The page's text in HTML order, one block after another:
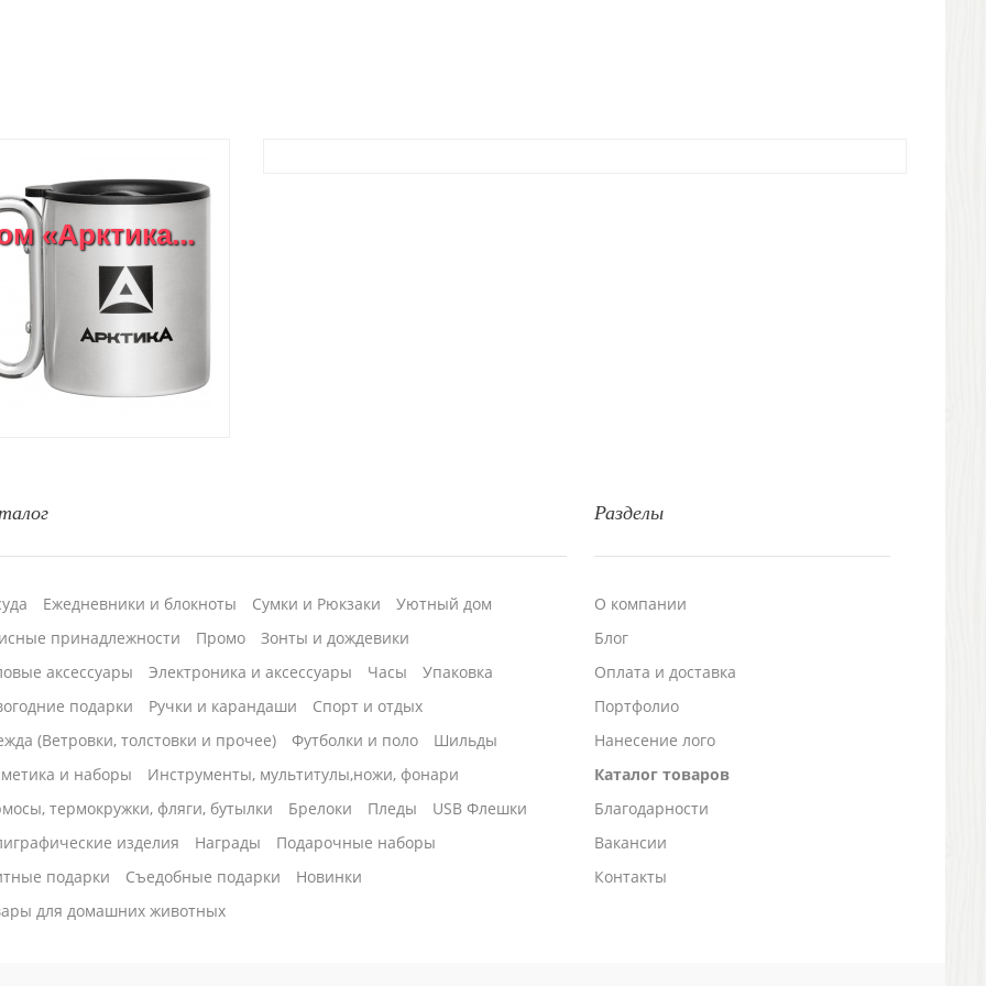
«Арктика...
Разделы
О компании
Блог
Оплата и доставка
Портфолио
Нанесение лого
Каталог товаров
Благодарности
Вакансии
Контакты
Ежедневники и блокноты Сумки и Рюкзаки
Уютный дом
принадлежности
Промо
Зонты и дождевики
аксессуары
Электроника и аксессуары Часы
Упаковка
подарки
Ручки и карандаши
Спорт и отдых
(Ветровки, толстовки и прочее)
Футболки и поло
Шильды
и наборы
Инструменты, мультитулы,ножи, фонари
термокружки, фляги, бутылки
Брелоки Пледы
USB Флешки
изделия
Награды
Подарочные наборы
подарки
Cъедобные подарки
Новинки
для домашних животных